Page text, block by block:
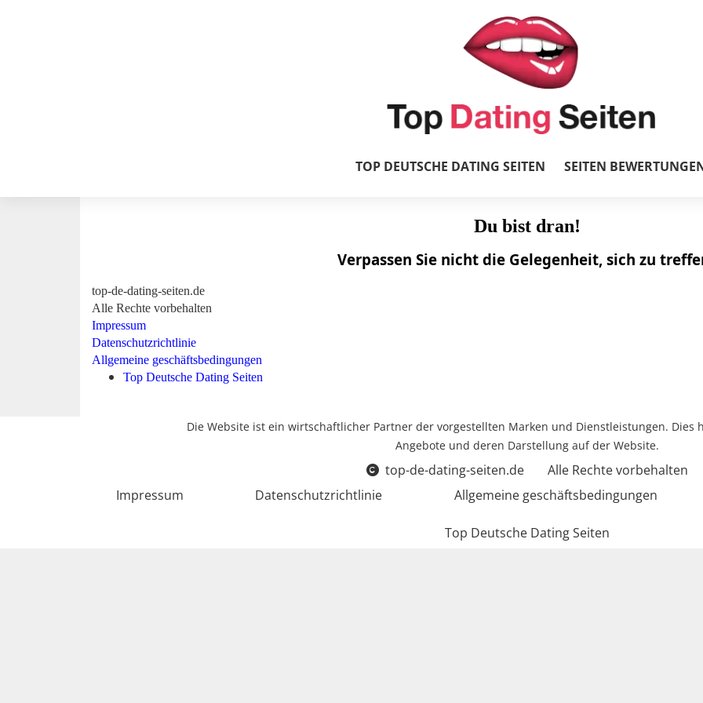
TOP DEUTSCHE DATING SEITEN SEITEN
Du bist dran!
Verpassen Sie nicht die Gelegenheit, sich zu
top-de-dating-seiten.de
Alle Rechte vorbehalten
Impressum
Datenschutzrichtlinie
Allgemeine geschäftsbedingungen
Top Deutsche Dating Seiten
Die Website ist ein wirtschaftlicher Partner der vorgestellten Marken und Dienstleistungen. Dies
Angebote und deren Darstellung auf der Website.
top-de-dating-seiten.de
Alle Rechte vorbehalten
Impressum
Datenschutzrichtlinie Allgemeine geschäftsbedingungen
Top Deutsche Dating Seiten